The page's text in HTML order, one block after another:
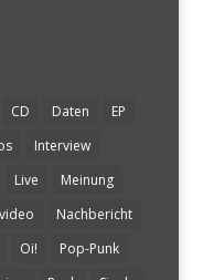
CD Daten
EP
Interview
Live
Meinung
Nachbericht
Oi!
Pop-Punk